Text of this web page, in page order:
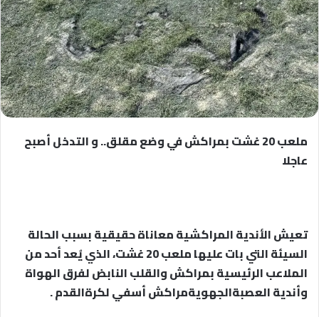
ملعب 20 غشت بمراكش في وضع مقلق.. و التدخل أصبح
عاجلا
تعيش الأندية المراكشية معاناة حقيقية بسبب الحالة
السيئة التي بات عليها ملعب 20 غشت، الذي يُعد أحد من
الملاعب الرئيسية بمراكش والقلب النابض لفرق الهواة
وأندية العصبةالجهويةمراكش أسفي لكرةالقدم .